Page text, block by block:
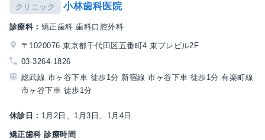
クリニック 小林歯科医院
診療科： 矯正歯科 歯科口腔外科
〒1020076 東京都千代田区五番町4 東プレビル2F
03-3264-1826
総武線 市ヶ谷下車 徒歩1分 新宿線 市ヶ谷下車 徒歩1分 有楽町線
市ヶ谷下車 徒歩1分
休診日： 1月2日、1月3日、1月4日
矯正歯科 診療時間